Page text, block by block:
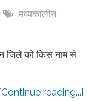
मध्यकालीन
जिले को किस नाम से
reading...]